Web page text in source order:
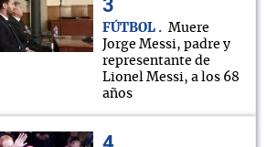
FÚTBOL
Muere
Jorge Messi, padre y
representante de
Lionel Messi, a los 68
años